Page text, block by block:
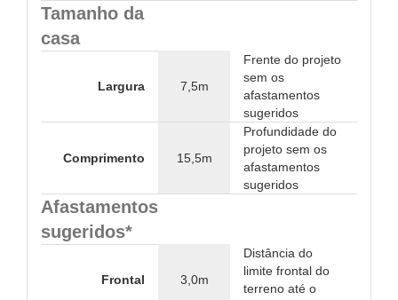
Tamanho da
casa
Largura 7,5m
Frente do projeto
sem os
afastamentos
sugeridos
Comprimento 15,5m
Profundidade do
projeto sem os
afastamentos
sugeridos
Afastamentos
sugeridos*
Frontal 3,0m
Distância do
limite frontal do
terreno até o